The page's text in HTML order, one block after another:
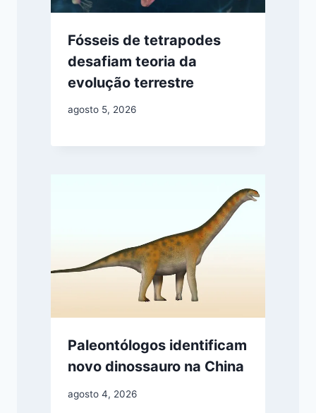
Fósseis de tetrapodes
desafiam teoria da
evolução terrestre
agosto 5, 2026
Paleontólogos identificam
novo dinossauro na China
agosto 4, 2026